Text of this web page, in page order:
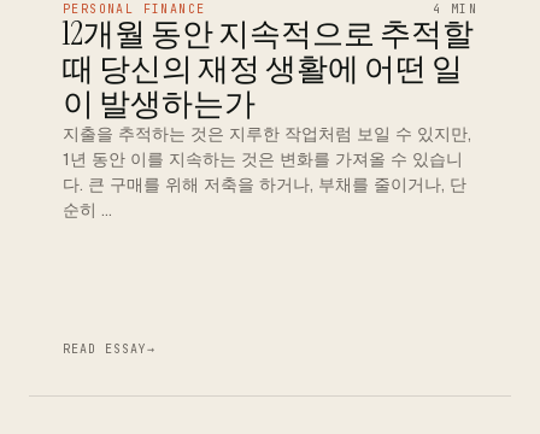
PERSONAL FINANCE 4 MIN
12개월 동안 지속적으로 추적할
때 당신의 재정 생활에 어떤 일
이 발생하는가
지출을 추적하는 것은 지루한 작업처럼 보일 수 있지만,
1년 동안 이를 지속하는 것은 변화를 가져올 수 있습니
다. 큰 구매를 위해 저축을 하거나, 부채를 줄이거나, 단
순히 …
READ ESSAY→